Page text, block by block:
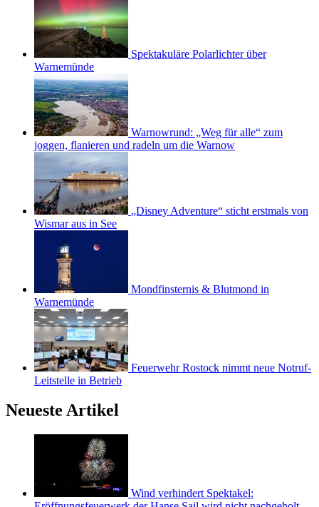
Spektakuläre Polarlichter über
Warnemünde
Warnowrund: „Weg für alle“ zum
joggen, flanieren und radeln um die Warnow
„Disney Adventure“ sticht erstmals von
Wismar aus in See
Mondfinsternis & Blutmond in
Warnemünde
Feuerwehr Rostock nimmt neue Notruf-
Leitstelle in Betrieb
Neueste Artikel
Wind verhindert Spektakel: